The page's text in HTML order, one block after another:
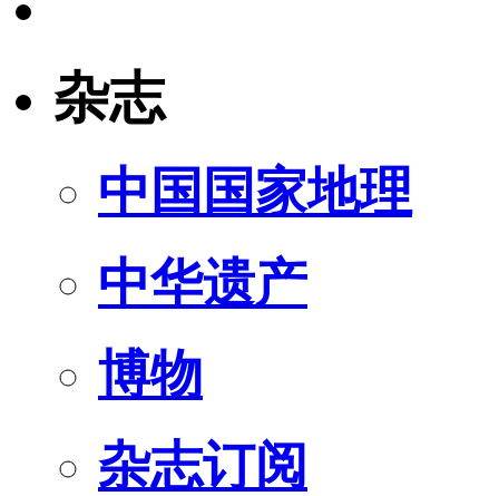
杂志
中国国家地理
中华遗产
博物
杂志订阅